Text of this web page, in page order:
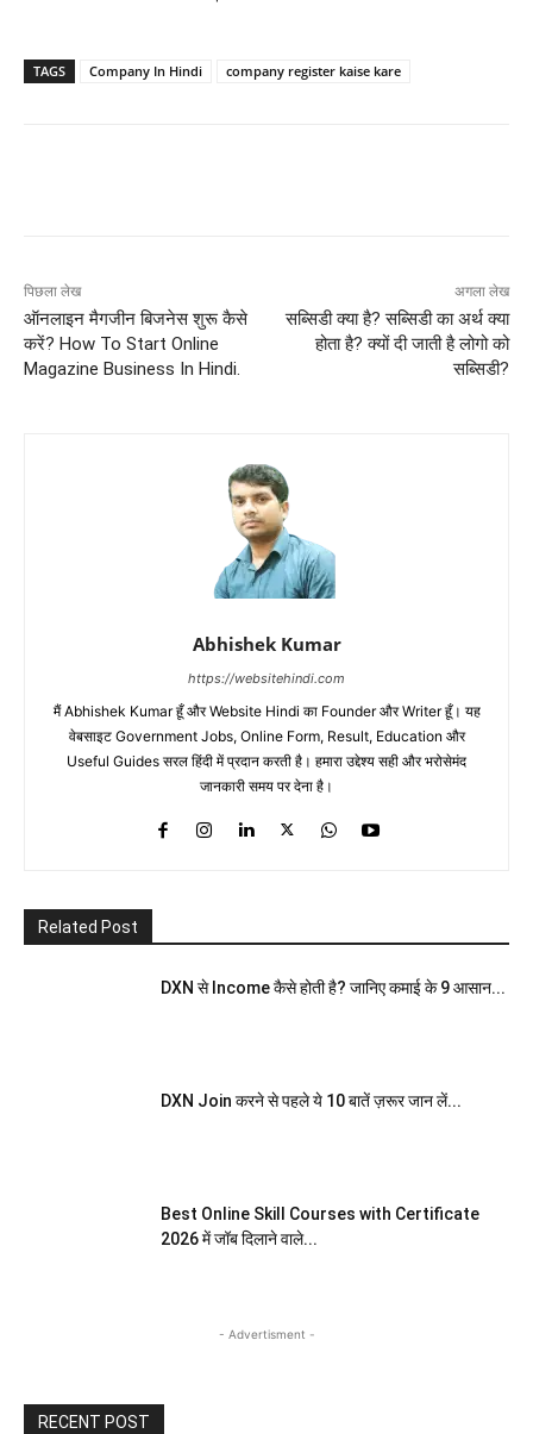
TAGS Company In Hindi company register kaise kare
पिछला लेख
ऑनलाइन मैगजीन बिजनेस शुरू कैसे
करें? How To Start Online
Magazine Business In Hindi.
अगला लेख
सब्सिडी क्या है? सब्सिडी का अर्थ क्या
होता है? क्यों दी जाती है लोगो को
सब्सिडी?
Abhishek Kumar
https://websitehindi.com
मैं Abhishek Kumar हूँ और Website Hindi का Founder और Writer हूँ। यह
वेबसाइट Government Jobs, Online Form, Result, Education और
Useful Guides सरल हिंदी में प्रदान करती है। हमारा उद्देश्य सही और भरोसेमंद
जानकारी समय पर देना है।
Related Post
DXN से Income कैसे होती है? जानिए कमाई के 9 आसान...
DXN Join करने से पहले ये 10 बातें ज़रूर जान लें...
Best Online Skill Courses with Certificate
2026 में जॉब दिलाने वाले...
- Advertisment -
RECENT POST